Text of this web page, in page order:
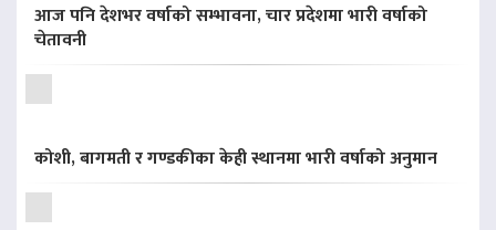
आज पनि देशभर वर्षाको सम्भावना, चार प्रदेशमा भारी वर्षाको
चेतावनी
कोशी, बागमती र गण्डकीका केही स्थानमा भारी वर्षाको अनुमान